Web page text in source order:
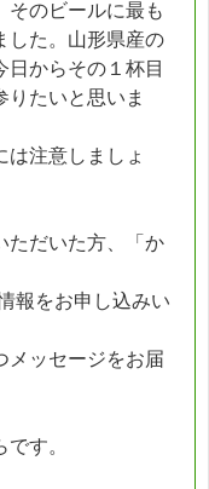
そのビールに最も
した。山形県産の
日からその１杯目
りたいと思いま
は注意しましょ
だいた方、「か
報をお申し込みい
メッセージをお届
す。